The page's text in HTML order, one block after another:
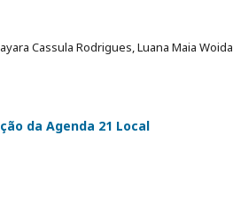
Cassula Rodrigues, Luana Maia Woida
da Agenda 21 Local